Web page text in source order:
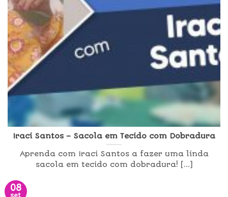
Iraci Santos – Sacola em Tecido com Dobradura
Aprenda com Iraci Santos a fazer uma linda
sacola em tecido com dobradura! [...]
08